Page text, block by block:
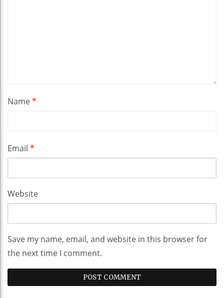
Name*
Email *
Website
Save my name, email, and website in this browser for
the next time I comment.